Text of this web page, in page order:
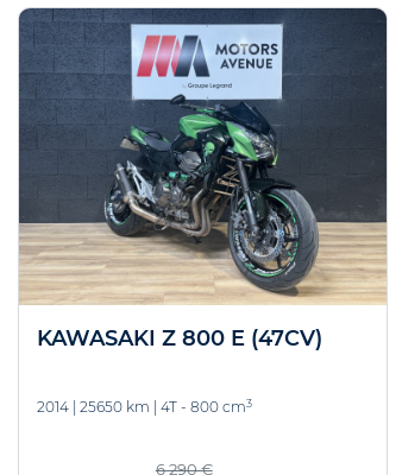
KAWASAKI Z 800 E (47CV)
2014 25650 km 4T - 800 cm3
6 290 €